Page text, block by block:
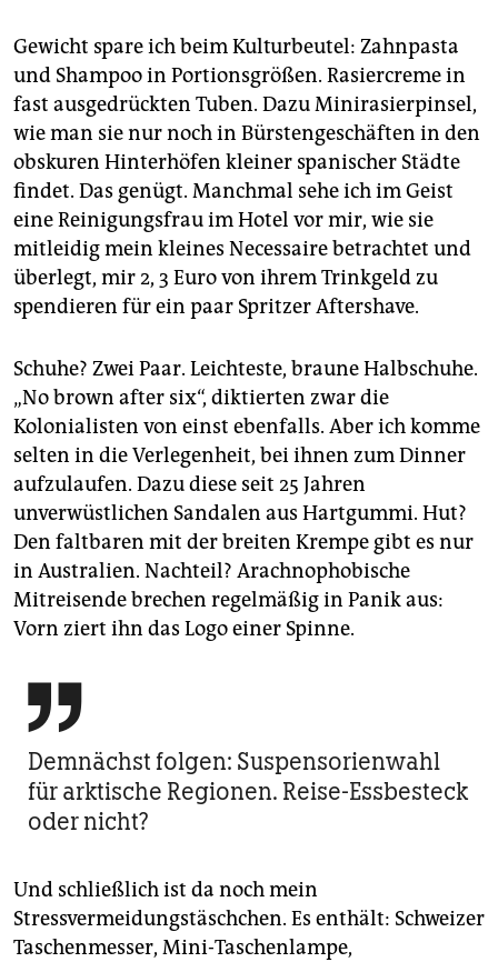
Gewicht spare ich beim Kulturbeutel: Zahnpasta
und Shampoo in Portionsgrößen. Rasiercreme in
fast ausgedrückten Tuben. Dazu Minirasierpinsel,
wie man sie nur noch in Bürstengeschäften in den
obskuren Hinterhöfen kleiner spanischer Städte
findet. Das genügt. Manchmal sehe ich im Geist
eine Reinigungsfrau im Hotel vor mir, wie sie
mitleidig mein kleines Necessaire betrachtet und
überlegt, mir 2, 3 Euro von ihrem Trinkgeld zu
spendieren für ein paar Spritzer Aftershave.
Schuhe? Zwei Paar. Leichteste, braune Halbschuhe.
„No brown after six“, diktierten zwar die
Kolonialisten von einst ebenfalls. Aber ich komme
selten in die Verlegenheit, bei ihnen zum Dinner
aufzulaufen. Dazu diese seit 25 Jahren
unverwüstlichen Sandalen aus Hartgummi. Hut?
Den faltbaren mit der breiten Krempe gibt es nur
in Australien. Nachteil? Arachnophobische
Mitreisende brechen regelmäßig in Panik aus:
Vorn ziert ihn das Logo einer Spinne.

Demnächst folgen: Suspensorienwahl
für arktische Regionen. Reise-Essbesteck
oder nicht?
Und schließlich ist da noch mein
Stressvermeidungstäschchen. Es enthält: Schweizer
Taschenmesser, Mini-Taschenlampe,